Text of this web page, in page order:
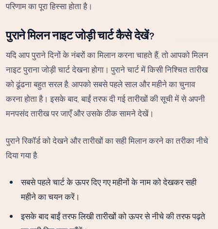
परिणाम का पूरा हिस्सा होता है।
पुराने मिलन नाइट जोड़ी चार्ट कैसे देखें?
यदि आप पुराने दिनों के नंबरों का मिलान करना चाहते हैं, तो आपको मिलन
नाइट पुराना जोड़ी चार्ट देखना होगा। पुराने चार्ट में किसी निश्चित तारीख
को ढूंढना बहुत सरल है; आपको सबसे पहले साल और महीने का चुनाव
करना होता है। इसके बाद, बाईं तरफ दी गई तारीखों की सूची में से अपनी
मनपसंद तारीख पर जाएँ और उसके ठीक सामने देखें।
पुराने रिकॉर्ड को देखने और तारीखों का सही मिलान करने का तरीका नीचे
दिया गया है:
सबसे पहले चार्ट के ऊपर दिए गए महीनों के नाम को देखकर सही
महीने का चयन करें।
इसके बाद बाईं तरफ लिखी तारीखों को ऊपर से नीचे की तरफ पढ़ते